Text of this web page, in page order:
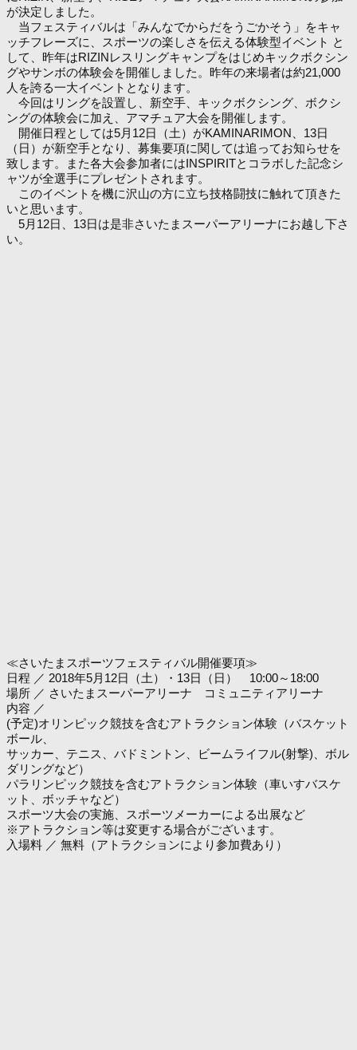
が決定しました。
当フェスティバルは「みんなでからだをうごかそう」をキャ
ッチフレーズに、スポーツの楽しさを伝える体験型イベント と
して、昨年はRIZINレスリングキャンプをはじめキックボクシン
グやサンボの体験会を開催しました。昨年の来場者は約21,000
人を誇る一大イベントとなります。
今回はリングを設置し、新空手、キックボクシング、ボクシ
ングの体験会に加え、アマチュア大会を開催します。
開催日程としては5月12日（土）がKAMINARIMON、13日
（日）が新空手となり、募集要項に関しては追ってお知らせを
致します。また各大会参加者にはINSPIRITとコラボした記念シ
ャツが全選手にプレゼントされます。
このイベントを機に沢山の方に立ち技格闘技に触れて頂きた
いと思います。
5月12日、13日は是非さいたまスーパーアリーナにお越し下さ
い。
≪さいたまスポーツフェスティバル開催要項≫
日程 ／ 2018年5月12日（土）・13日（日） 10:00～18:00
場所 ／ さいたまスーパーアリーナ コミュニティアリーナ
内容 ／
(予定)オリンピック競技を含むアトラクション体験（バスケット
ボール、
サッカー、テニス、バドミントン、ビームライフル(射撃)、ボル
ダリングなど）
パラリンピック競技を含むアトラクション体験（車いすバスケ
ット、ボッチャなど）
スポーツ大会の実施、スポーツメーカーによる出展など
※アトラクション等は変更する場合がございます。
入場料 ／ 無料（アトラクションにより参加費あり）